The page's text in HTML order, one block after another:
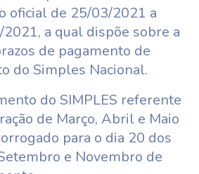
oficial de 25/03/2021 a
a qual dispõe sobre a
de pagamento de
do Simples Nacional.
do SIMPLES referente
de Março, Abril e Maio
para o dia 20 dos
e Novembro de